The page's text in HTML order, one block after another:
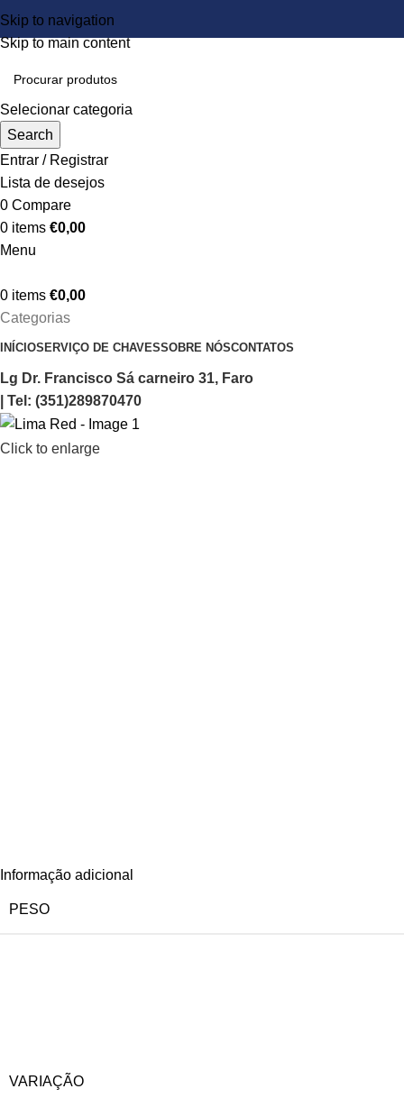
Skip to navigation
Skip to main content
Selecionar categoria
Search
Entrar / Registrar
Lista de desejos
0 Compare
0 items €0,00
Menu
0 items €0,00
Categorias
INÍCIOSERVIÇO DE CHAVESSOBRE NÓSCONTATOS
Lg Dr. Francisco Sá carneiro 31, Faro
| Tel: (351)289870470
Click to enlarge
Informação adicional
PESO
VARIAÇÃO